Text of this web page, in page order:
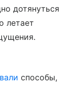
дотянуться
летает
способы,